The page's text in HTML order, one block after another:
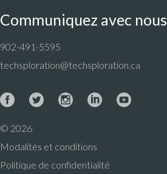
Communiquez avec nous
902-491-5595
techsploration@techsploration.ca
© 2026
Modalités et conditions
Politique de confidentialité